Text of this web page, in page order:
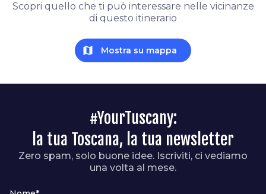
Scopri quello che ti può interessare nelle vicinanze
di questo itinerario
map Mostra su mappa
#YourTuscany:
la tua Toscana, la tua newsletter
Zero spam, solo buone idee. Iscriviti, ci vediamo
una volta al mese.